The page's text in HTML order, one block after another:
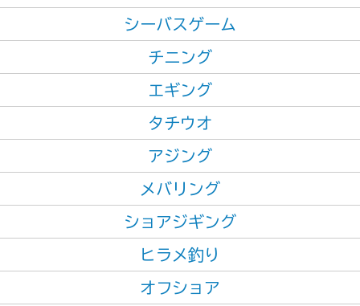
シーバスゲーム
チニング
エギング
タチウオ
アジング
メバリング
ショアジギング
ヒラメ釣り
オフショア